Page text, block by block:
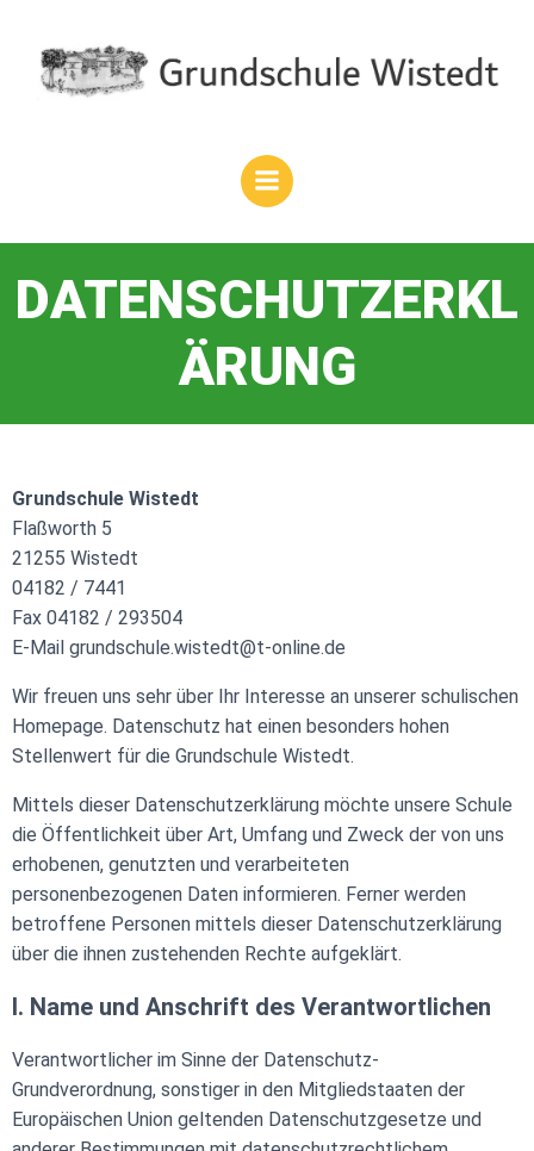
springen
DATENSCHUTZERKL
ÄRUNG
Grundschule Wistedt
Flaßworth 5
21255 Wistedt
04182 / 7441
Fax 04182 / 293504
E-Mail grundschule.wistedt@t-online.de
Wir freuen uns sehr über Ihr Interesse an unserer schulischen
Homepage. Datenschutz hat einen besonders hohen
Stellenwert für die Grundschule Wistedt.
Mittels dieser Datenschutzerklärung möchte unsere Schule
die Öffentlichkeit über Art, Umfang und Zweck der von uns
erhobenen, genutzten und verarbeiteten
personenbezogenen Daten informieren. Ferner werden
betroffene Personen mittels dieser Datenschutzerklärung
über die ihnen zustehenden Rechte aufgeklärt.
I. Name und Anschrift des Verantwortlichen
Verantwortlicher im Sinne der Datenschutz-
Grundverordnung, sonstiger in den Mitgliedstaaten der
Europäischen Union geltenden Datenschutzgesetze und